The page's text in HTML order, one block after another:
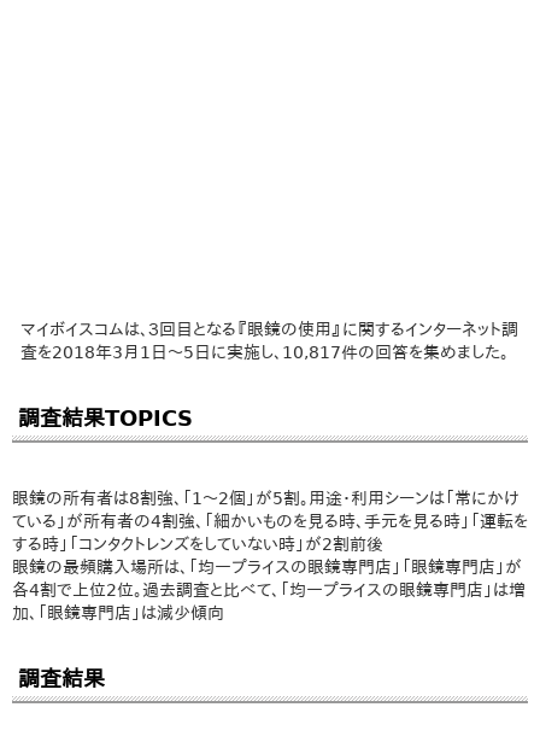
マイボイスコムは、３回目となる『眼鏡の使用』に関するインターネット調
査を2018年3月1日～5日に実施し、10,817件の回答を集めました。
調査結果TOPICS
眼鏡の所有者は8割強、「1～2個」が5割。用途・利用シーンは「常にかけ
ている」が所有者の4割強、「細かいものを見る時、手元を見る時」「運転を
する時」「コンタクトレンズをしていない時」が2割前後
眼鏡の最頻購入場所は、「均一プライスの眼鏡専門店」「眼鏡専門店」が
各4割で上位2位。過去調査と比べて、「均一プライスの眼鏡専門店」は増
加、「眼鏡専門店」は減少傾向
調査結果